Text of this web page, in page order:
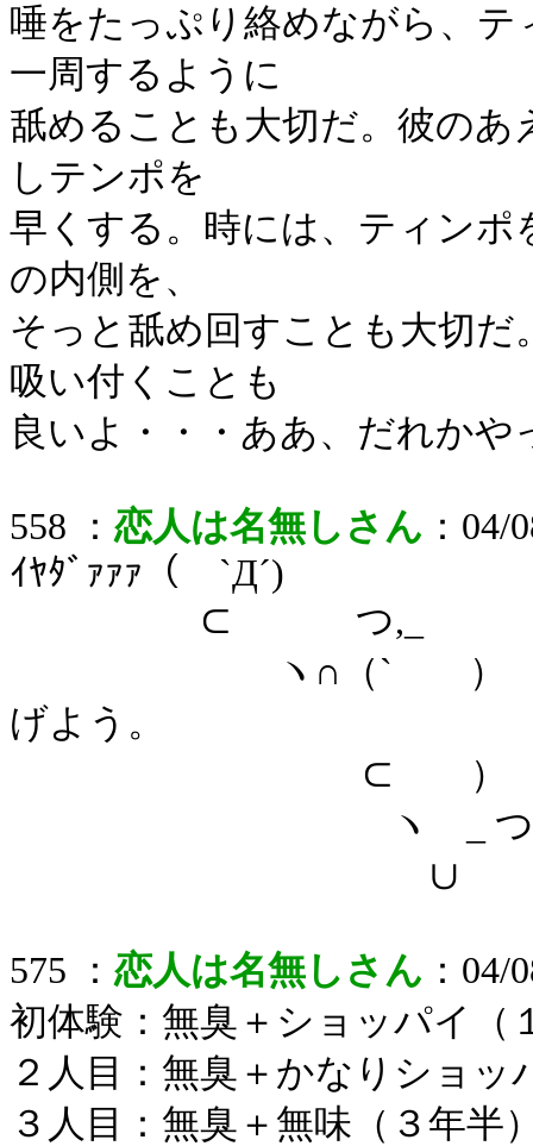
唾をたっぷり絡めながら、
一周するように
舐めることも大切だ。彼の
しテンポを
早くする。時には、ティン
の内側を、
そっと舐め回すことも大切
吸い付くことも
良いよ・・・ああ、だれか
558 ： 恋人は名無しさん ：04/
ｲﾔﾀﾞｧｧｧ（ `Д´)
⊂ つ,_
ヽ∩（` ） おじさ
げよう。
⊂ ）
ヽ _
∪
575 ： 恋人は名無しさん ：04/
初体験：無臭＋ショッパイ（
２人目：無臭＋かなりショッ
３人目：無臭＋無味（３年半